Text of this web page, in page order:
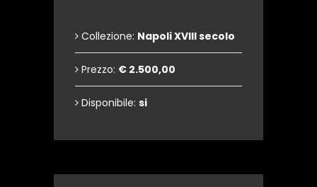
Collezione: Napoli XVIII secolo
Prezzo: € 2.500,00
Disponibile: si